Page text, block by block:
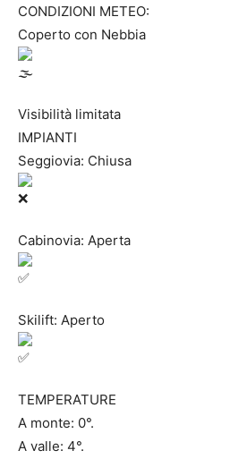
CONDIZIONI METEO:
Coperto con Nebbia
Visibilità limitata
IMPIANTI
Seggiovia: Chiusa
Cabinovia: Aperta
Skilift: Aperto
TEMPERATURE
A monte: 0°.
A valle: 4°.